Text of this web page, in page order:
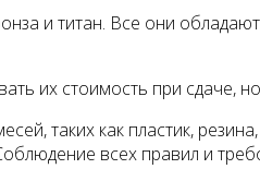
и титан. Все они
их стоимость при сдаче,
таких как пластик,
всех правил и